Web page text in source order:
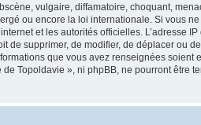
vulgaire, diffamatoire, choquant,
ou encore la loi internationale. Si vous
et les autorités officielles. L’adresse
de supprimer, de modifier, de déplacer ou
que vous avez renseignées
Topoldavie », ni phpBB, ne pourront